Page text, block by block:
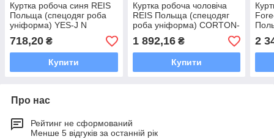
Куртка робоча синя REIS
Польща (спецодяг роба
уніформа) YES-J N
718,20 ₴
Купити
Куртка робоча чоловіча
REIS Польща (спецодяг
роба уніформа) CORTON-
J BS
1 892,16₴
Купити
2
Про нас
Рейтинг не сформований
Менше 5 відгуків за останній рік